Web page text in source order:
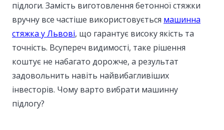
підлоги. Замість виготовлення бетонної стяжки
вручну все частіше використовується машинна
стяжка у Львові, що гарантує високу якість та
точність. Всупереч видимості, таке рішення
коштує не набагато дорожче, а результат
задовольнить навіть найвибагливіших
інвесторів. Чому варто вибрати машинну
підлогу?